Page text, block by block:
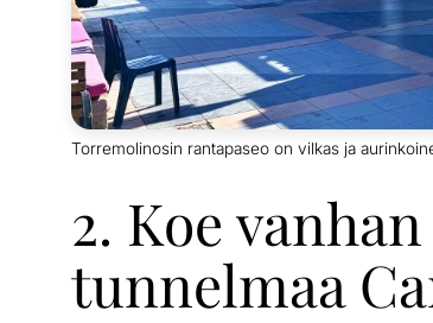
Torremolinosin rantapaseo on vilkas ja
2. Koe
tunnelmaa